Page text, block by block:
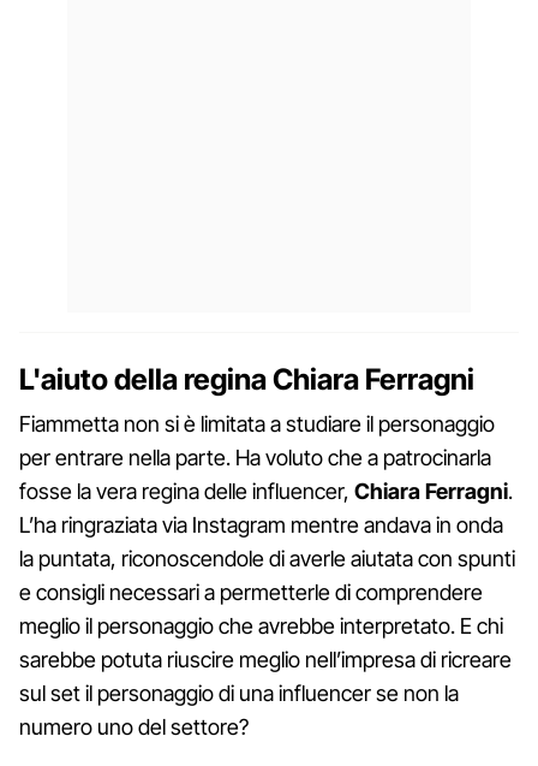
L'aiuto della regina Chiara Ferragni
Fiammetta non si è limitata a studiare il personaggio
per entrare nella parte. Ha voluto che a patrocinarla
fosse la vera regina delle influencer, Chiara Ferragni.
L’ha ringraziata via Instagram mentre andava in onda
la puntata, riconoscendole di averle aiutata con spunti
e consigli necessari a permetterle di comprendere
meglio il personaggio che avrebbe interpretato. E chi
sarebbe potuta riuscire meglio nell’impresa di ricreare
sul set il personaggio di una influencer se non la
numero uno del settore?